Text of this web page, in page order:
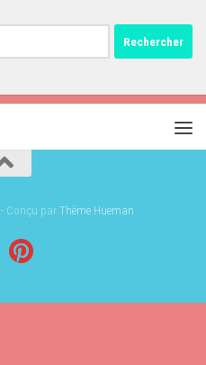
- Conçu parThème Hueman